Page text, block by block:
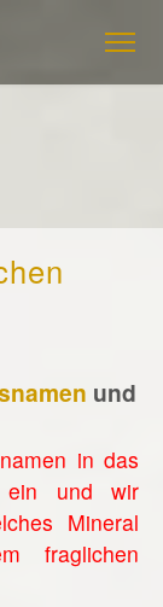
und
in das
ein und wir
Mineral
fraglichen